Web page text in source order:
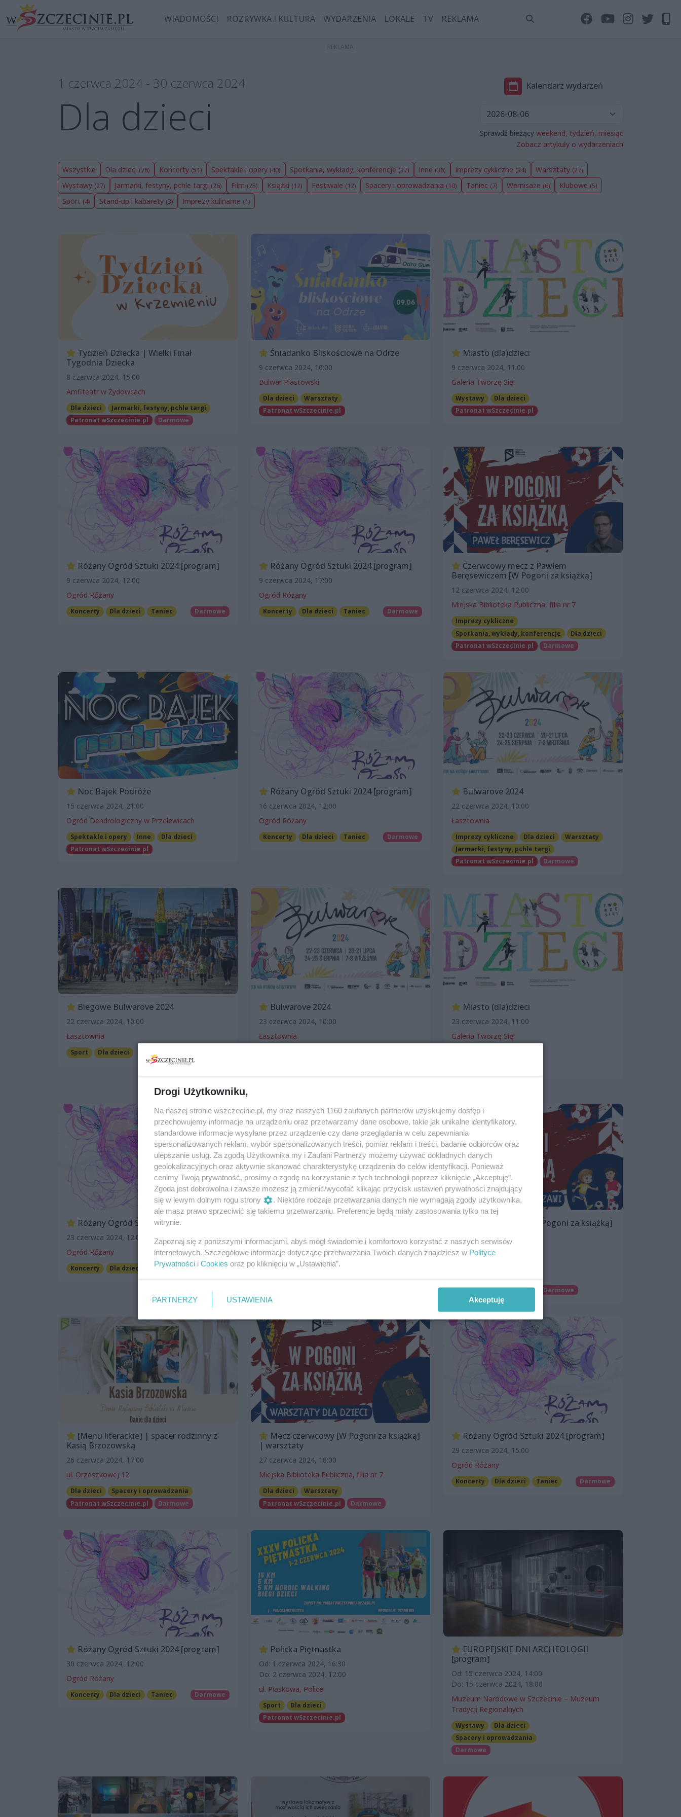
WIADOMOŚCI ROZRYWKA I KULTURA WYDARZENIA LOKALE TV REKLAMA
1 czerwca 2024 - 30 czerwca 2024
Dla dzieci
Kalendarz wydarzeń
Sprawdź bieżący weekend, tydzień, miesiąc
Zobacz artykuły o wydarzeniach
Wszystkie Dla dzieci (76) Koncerty (51) Spektakle i opery (40) Spotkania, wykłady, konferencje (37) Inne (36) Imprezy cykliczne (34) Warsztaty (27)
Wystawy (27) Jarmarki, festyny, pchle targi (26) Film (25) Książki (12) Festiwale (12) Spacery i oprowadzania (10) Taniec (7) Wernisaże (6) Klubowe (5)
Sport (4) Stand-up i kabarety (3) Imprezy kulinarne (1)
Tydzień Dziecka | Wielki Finał
Tygodnia Dziecka
8 czerwca 2024, 15:00
Amfiteatr w Żydowcach
Dla dzieci
Jarmarki, festyny, pchle targi
Patronat wSzczecinie.pl
Darmowe
Śniadanko Bliskościowe na Odrze
9 czerwca 2024, 10:00
Bulwar Piastowski
Dla dzieci
Warsztaty
Patronat wSzczecinie.pl
Miasto (dla)dzieci
9 czerwca 2024, 11:00
Galeria Tworzę Się!
Wystawy
Dla dzieci
Patronat wSzczecinie.pl
Różany Ogród Sztuki 2024 [program]
9 czerwca 2024, 12:00
Ogród Różany
Koncerty Dla dzieci Taniec Darmowe
Różany Ogród Sztuki 2024 [program]
9 czerwca 2024, 17:00
Ogród Różany
Koncerty Dla dzieci Taniec Darmowe
Czerwcowy mecz z Pawłem
Beręsewiczem [W Pogoni za książką]
12 czerwca 2024, 12:00
Miejska Biblioteka Publiczna, filia nr 7
Imprezy cykliczne
Spotkania, wykłady, konferencje
Dla dzieci
Patronat wSzczecinie.pl
Darmowe
Noc Bajek Podróże
15 czerwca 2024, 21:00
Ogród Dendrologiczny w Przelewicach
Spektakle i opery Inne
Dla dzieci
Patronat wSzczecinie.pl
Różany Ogród Sztuki 2024 [program]
16 czerwca 2024, 12:00
Ogród Różany
Koncerty Dla dzieci Taniec Darmowe
Bulwarove 2024
22 czerwca 2024, 10:00
Łasztownia
Imprezy cykliczne Dla dzieci
Warsztaty
Jarmarki, festyny, pchle targi
Patronat wSzczecinie.pl
Darmowe
Biegowe Bulwarove 2024
22 czerwca 2024, 10:00
Łasztownia
Sport Dla dzieci
Bulwarove 2024
23 czerwca 2024, 10:00
Łasztownia
Miasto (dla)dzieci
23 czerwca 2024, 11:00
Galeria Tworzę Się!
Różany Ogród Sztuki 2024 [program]
23 czerwca 2024, 12:00
Ogród Różany
Koncerty Dla dzieci Taniec Darmowe
23 czerwca 2024, 17:00
Ogród Różany
Koncerty Dla dzieci
Mecz czerwcowy [W Pogoni za książką]
24 czerwca 2024, 17:00
Patronat wSzczecinie.pl
Darmowe
[Menu literackie] | spacer rodzinny z
Kasią Brzozowską
26 czerwca 2024, 17:00
ul. Orzeszkowej 12
Dla dzieci
Spacery i oprowadzania
Patronat wSzczecinie.pl
Darmowe
Mecz czerwcowy [W Pogoni za książką]
| warsztaty
27 czerwca 2024, 18:00
Miejska Biblioteka Publiczna, filia nr 7
Dla dzieci
Warsztaty
Patronat wSzczecinie.pl
Darmowe
Różany Ogród Sztuki 2024 [program]
29 czerwca 2024, 15:00
Ogród Różany
Koncerty Dla dzieci Taniec Darmowe
Różany Ogród Sztuki 2024 [program]
30 czerwca 2024, 12:00
Ogród Różany
Koncerty Dla dzieci Taniec Darmowe
Policka Piętnastka
Od: 1 czerwca 2024, 16:30
Do: 2 czerwca 2024, 12:00
ul. Piaskowa, Police
Sport
Dla dzieci
Patronat wSzczecinie.pl
EUROPEJSKIE DNI ARCHEOLOGII
[program]
Od: 15 czerwca 2024, 14:00
Do: 15 czerwca 2024, 18:00
Muzeum Narodowe w Szczecinie – Muzeum
Tradycji Regionalnych
Wystawy
Dla dzieci
Spacery i oprowadzania
Darmowe
Drogi Użytkowniku,
Na naszej stronie wszczecinie.pl, my oraz naszych 1160 zaufanych partnerów uzyskujemy dostęp i
przechowujemy informacje na urządzeniu oraz przetwarzamy dane osobowe, takie jak unikalne identyfikatory,
standardowe informacje wysyłane przez urządzenie czy dane przeglądania w celu zapewniania
spersonalizowanych reklam, wybór spersonalizowanych treści, pomiar reklam i treści, badanie odbiorców oraz
ulepszanie usług. Za zgodą Użytkownika my i Zaufani Partnerzy możemy używać dokładnych danych
geolokalizacyjnych oraz aktywnie skanować charakterystykę urządzenia do celów identyfikacji. Ponieważ
cenimy Twoją prywatność, prosimy o zgodę na korzystanie z tych technologii poprzez kliknięcie „Akceptuję”.
Zgoda jest dobrowolna i zawsze możesz ją zmienić/wycofać klikając przycisk ustawień prywatności znajdujący
się w lewym dolnym rogu strony
. Niektóre rodzaje przetwarzania danych nie wymagają zgody użytkownika,
ale masz prawo sprzeciwić się takiemu przetwarzaniu. Preferencje będą miały zastosowania tylko na tej
witrynie.
Zapoznaj się z poniższymi informacjami, abyś mógł świadomie i komfortowo korzystać z naszych serwisów
internetowych. Szczegółowe informacje dotyczące przetwarzania Twoich danych znajdziesz w Polityce
Prywatności i Cookies oraz po kliknięciu w „Ustawienia”.
PARTNERZY USTAWIENIA Akceptuję